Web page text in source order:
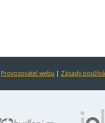
Provozovatel webu | Zásady